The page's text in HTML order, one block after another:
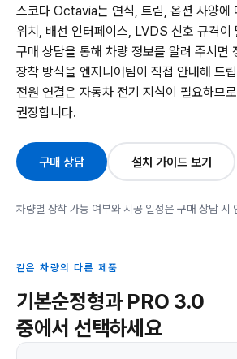
스코다 Octavia는 연식, 트림, 옵션 사양에
위치, 배선 인터페이스, LVDS 신호 규격이
구매 상담을 통해 차량 정보를 알려 주시면
장착 방식을 엔지니어팀이 직접 안내해 드
전원 연결은 자동차 전기 지식이 필요하므
권장합니다.
구매 상담 설치 가이드 보기
차량별 장착 가능 여부와 시공 일정은 구매 상담 시
같은 차량의 다른 제품
기본순정형과 PRO 3.0
중에서 선택하세요